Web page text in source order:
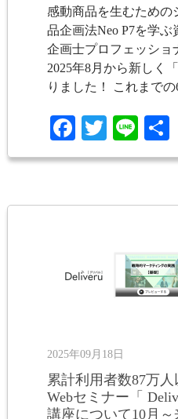
感動商品を生むための
品企画法Neo P7を学
企画士プロフェッショ
2025年8月から新しく
りました！ これまで
Facebook
Twitter
Line
2025年09月18日
累計利用者数87万
Webセミナー「
講座について10月